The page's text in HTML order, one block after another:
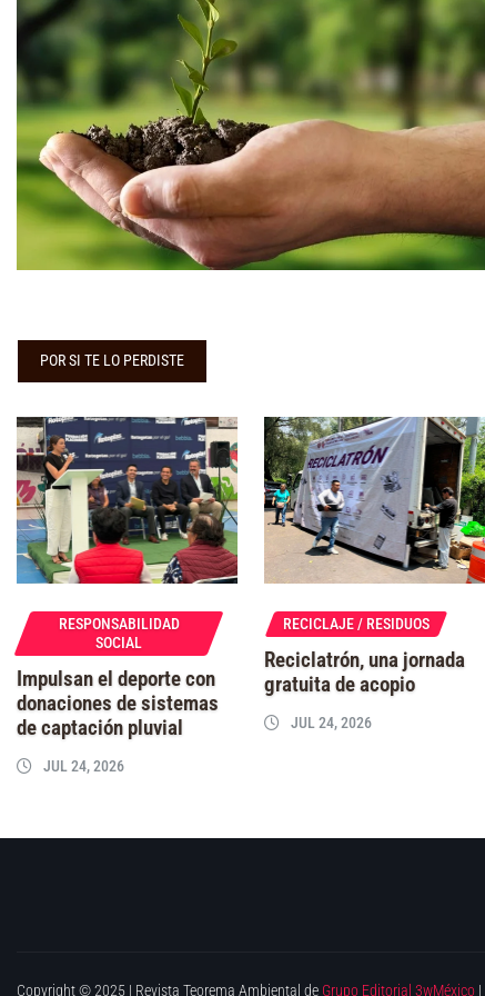
POR SI TE LO PERDISTE
RESPONSABILIDAD
SOCIAL
Impulsan el deporte con
donaciones de sistemas
de captación pluvial
JUL 24, 2026
RECICLAJE / RESIDUOS
Reciclatrón, una jornada
gratuita de acopio
JUL 24, 2026
Copyright © 2025 | Revista Teorema Ambiental de Grupo Editorial 3wMéxico |